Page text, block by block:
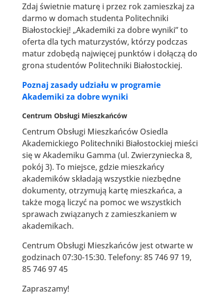
Zdaj świetnie maturę i przez rok zamieszkaj za
darmo w domach studenta Politechniki
Białostockiej! „Akademiki za dobre wyniki” to
oferta dla tych maturzystów, którzy podczas
matur zdobędą najwięcej punktów i dołączą do
grona studentów Politechniki Białostockiej.
Poznaj zasady udziału w programie
Akademiki za dobre wyniki
Centrum Obsługi Mieszkańców
Centrum Obsługi Mieszkańców Osiedla
Akademickiego Politechniki Białostockiej mieści
się w Akademiku Gamma (ul. Zwierzyniecka 8,
pokój 3). To miejsce, gdzie mieszkańcy
akademików składają wszystkie niezbędne
dokumenty, otrzymują kartę mieszkańca, a
także mogą liczyć na pomoc we wszystkich
sprawach związanych z zamieszkaniem w
akademikach.
Centrum Obsługi Mieszkańców jest otwarte w
godzinach 07:30-15:30. Telefony: 85 746 97 19,
85 746 97 45
Zapraszamy!